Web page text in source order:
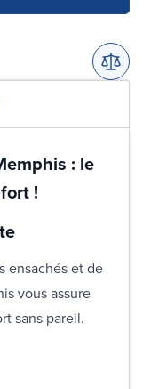
: le
!
ensachés et de
vous assure
sans pareil.